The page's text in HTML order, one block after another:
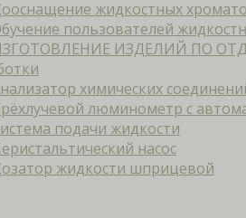
жидкостных
пользователей
ИЗДЕЛИЙ ПО
химических
люминометр с
подачи жидкости
насос
жидкости шприцевой